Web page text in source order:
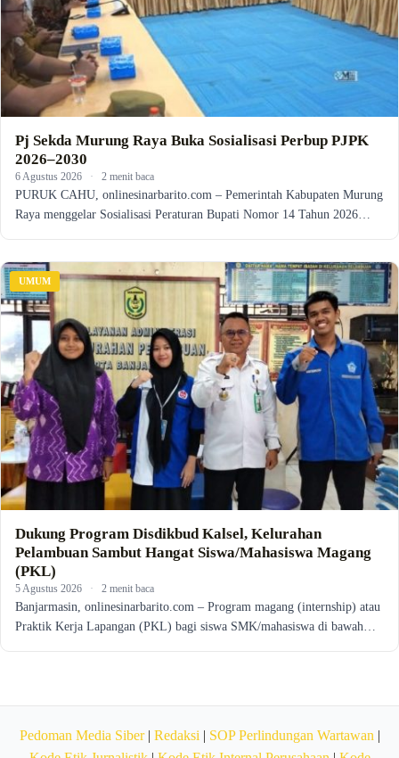
Pj Sekda Murung Raya Buka Sosialisasi Perbup PJPK
2026–2030
6 Agustus 2026 · 2 menit baca
PURUK CAHU, onlinesinarbarito.com – Pemerintah Kabupaten Murung
Raya menggelar Sosialisasi Peraturan Bupati Nomor 14 Tahun 2026…
UMUM
Dukung Program Disdikbud Kalsel, Kelurahan
Pelambuan Sambut Hangat Siswa/Mahasiswa Magang
(PKL)
5 Agustus 2026 · 2 menit baca
Banjarmasin, onlinesinarbarito.com – Program magang (internship) atau
Praktik Kerja Lapangan (PKL) bagi siswa SMK/mahasiswa di bawah…
Pedoman Media Siber| Redaksi| SOP Perlindungan Wartawan|